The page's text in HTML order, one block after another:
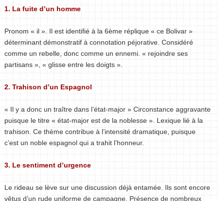
1. La fuite d’un homme
Pronom « il ». Il est identifié à la 6ème réplique « ce Bolivar »
déterminant démonstratif à connotation péjorative. Considéré
comme un rebelle, donc comme un ennemi. « rejoindre ses
partisans », « glisse entre les doigts ».
2. Trahison d’un Espagnol
« Il y a donc un traître dans l’état-major » Circonstance aggravante
puisque le titre « état-major est de la noblesse ». Lexique lié à la
trahison. Ce thème contribue à l’intensité dramatique, puisque
c’est un noble espagnol qui a trahit l’honneur.
3. Le sentiment d’urgence
Le rideau se lève sur une discussion déjà entamée. Ils sont encore
vêtus d’un rude uniforme de campagne. Présence de nombreux